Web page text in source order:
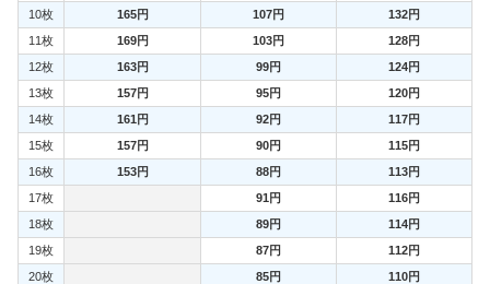
10枚
165円 107円
132円
11枚
169円 103円
128円
12枚
163円 99円
124円
13枚
157円 95円
120円
14枚
161円 92円
117円
15枚
157円 90円
115円
16枚
153円 88円
113円
17枚
91円
116円
18枚
89円
114円
19枚
87円
112円
20枚
85円 110円